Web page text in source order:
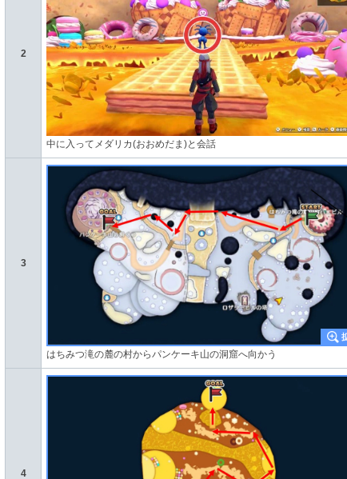
2
中に入ってメダリカ(おおめだま)と会話
3
はちみつ滝の麓の村からパンケーキ山の洞窟へ向かう
4